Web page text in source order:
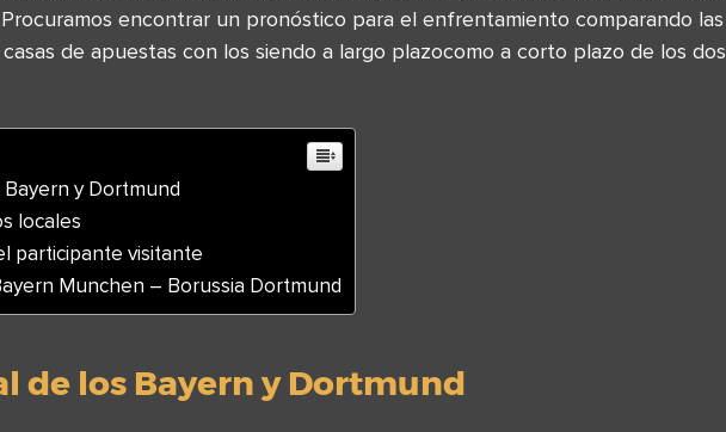
encontrar un pronóstico para el enfrentamiento comparando las
de apuestas con los siendo a largo plazocomo a corto plazo de los dos
y Dortmund
locales
participante visitante
Munchen – Borussia Dortmund
de los Bayern y Dortmund